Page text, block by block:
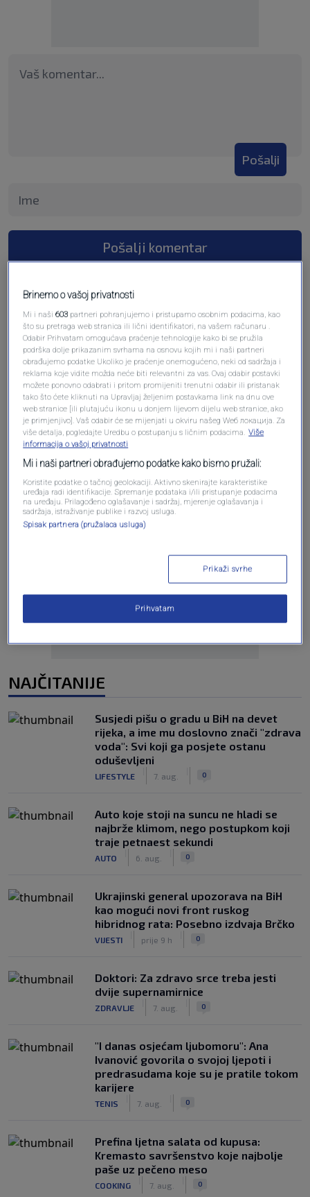
Pošalji
Pošalji komentar
Oglas
NAJČITANIJE
Susjedi pišu o gradu u BiH na devet
rijeka, a ime mu doslovno znači "zdrava
voda": Svi koji ga posjete ostanu
oduševljeni
LIFESTYLE 7. aug. 0
Auto koje stoji na suncu ne hladi se
najbrže klimom, nego postupkom koji
traje petnaest sekundi
AUTO 6. aug. 0
Ukrajinski general upozorava na BiH
kao mogući novi front ruskog
hibridnog rata: Posebno izdvaja Brčko
VIJESTI prije 9 h 0
Doktori: Za zdravo srce treba jesti
dvije supernamirnice
ZDRAVLJE 7. aug. 0
"I danas osjećam ljubomoru": Ana
Ivanović govorila o svojoj ljepoti i
predrasudama koje su je pratile tokom
karijere
TENIS 7. aug. 0
Prefina ljetna salata od kupusa:
Kremasto savršenstvo koje najbolje
paše uz pečeno meso
COOKING 7. aug. 0
Brinemo o vašoj privatnosti
Mi i naši603 partneri pohranjujemo i pristupamo osobnim podacima, kao
što su pretraga web stranica ili lični identifikatori, na vašem računaru .
Odabir Prihvatam omogućava praćenje tehnologije kako bi se pružila
podrška dolje prikazanim svrhama na osnovu kojih mi i naši partneri
obrađujemo podatke Ukoliko je praćenje onemogućeno, neki od sadržaja i
reklama koje vidite možda neće biti relevantni za vas. Ovaj odabir postavki
možete ponovno odabrati i pritom promijeniti trenutni odabir ili pristanak
tako što ćete kliknuti na Upravljaj željenim postavkama link na dnu ove
web stranice [ili plutajuću ikonu u donjem lijevom dijelu web stranice, ako
je primjenjivo]. Vaš odabir će se mijenjati u okviru našeg Wеб локација. Za
više detalja, pogledajte Uredbu o postupanju s ličnim podacima. Više
informacija o vašoj privatnosti
Mi i naši partneri obrađujemo podatke kako bismo pružali:
Koristite podatke o tačnoj geolokaciji. Aktivno skenirajte karakteristike
uređaja radi identifikacije. Spremanje podataka i/ili pristupanje podacima
na uređaju. Prilagođeno oglašavanje i sadržaj, mjerenje oglašavanja i
sadržaja, istraživanje publike i razvoj usluga.
Spisak partnera (pružalaca usluga)
Prikaži svrhe
Prihvatam